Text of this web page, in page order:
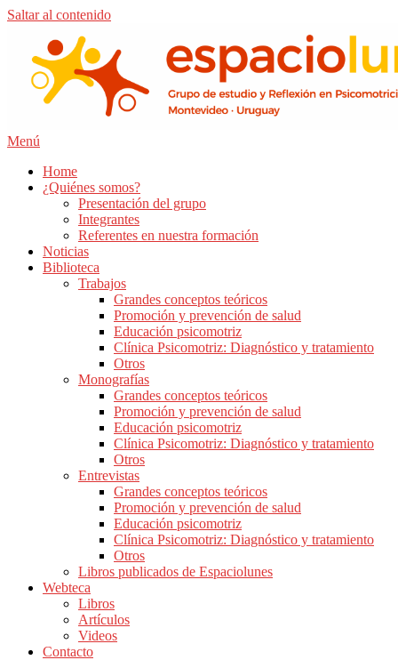
Saltar al contenido
Menú
Home
¿Quiénes somos?
Presentación del grupo
Integrantes
Referentes en nuestra formación
Noticias
Biblioteca
Trabajos
Grandes conceptos teóricos
Promoción y prevención de salud
Educación psicomotriz
Clínica Psicomotriz: Diagnóstico y tratamiento
Otros
Monografías
Grandes conceptos teóricos
Promoción y prevención de salud
Educación psicomotriz
Clínica Psicomotriz: Diagnóstico y tratamiento
Otros
Entrevistas
Grandes conceptos teóricos
Promoción y prevención de salud
Educación psicomotriz
Clínica Psicomotriz: Diagnóstico y tratamiento
Otros
Libros publicados de Espaciolunes
Webteca
Libros
Artículos
Videos
Contacto